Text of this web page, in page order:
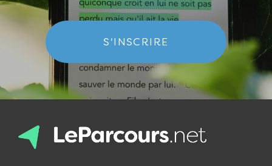
S'INSCRIRE